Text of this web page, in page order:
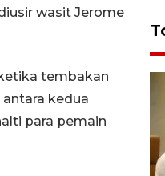
wasit Jerome
tembakan
kedua
para pemain